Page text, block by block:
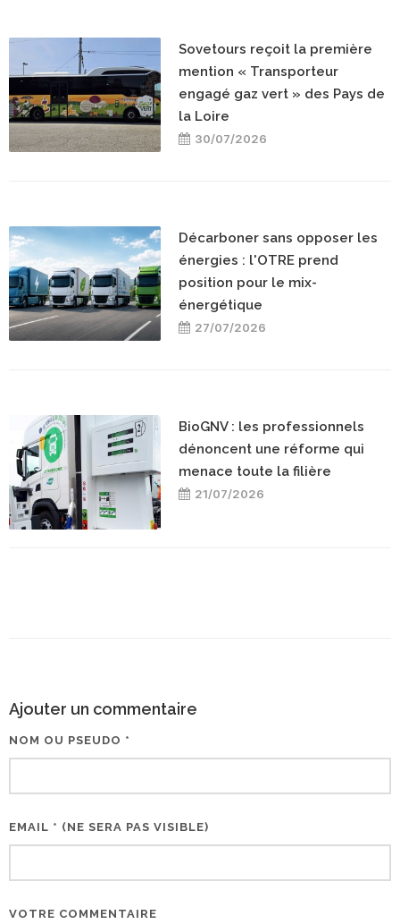
Sovetours reçoit la première
mention « Transporteur
engagé gaz vert » des Pays de
la Loire
30/07/2026
Décarboner sans opposer les
énergies : l'OTRE prend
position pour le mix-
énergétique
27/07/2026
BioGNV : les professionnels
dénoncent une réforme qui
menace toute la filière
21/07/2026
Ajouter un commentaire
NOM OU PSEUDO *
EMAIL * (NE SERA PAS VISIBLE)
VOTRE COMMENTAIRE